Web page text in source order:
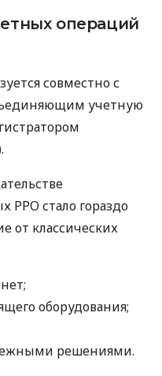
операций
совместно с
учетную
РРО стало гораздо
от классических
оборудования;
решениями.